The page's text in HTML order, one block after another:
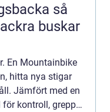
så
buskar
En Mountainbike
hitta nya stigar
Jämfört med en
kontroll, grepp